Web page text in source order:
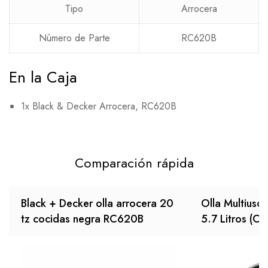
Tipo Arrocera
Número de Parte RC620B
En la Caja
1x Black & Decker Arrocera, RC620B
Comparación rápida
Black + Decker olla arrocera 20
tz cocidas negra RC620B
Olla
5.7 Litros